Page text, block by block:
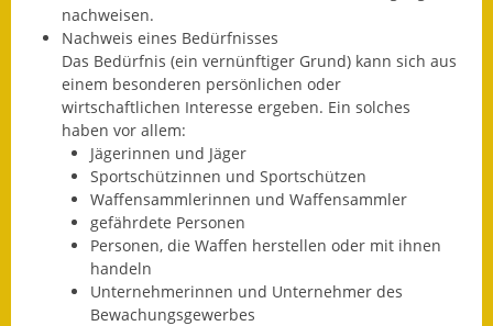
Landessanierungsprogramm
Mietspiegel
Rückstausicherung von
Gebäuden
Hochwassergefahrenkarte
Gemeindehalle und
Bürgerhaus
nachweisen.
Nachweis eines Bedürfnisses
Das Bedürfnis (ein vernünftiger Grund) kann sich aus
einem besonderen persönlichen oder
wirtschaftlichen Interesse ergeben. Ein solches
haben vor allem:
Jägerinnen und Jäger
Sportschützinnen und Sportschützen
Waffensammlerinnen und Waffensammler
gefährdete Personen
Personen, die Waffen herstellen oder mit ihnen
handeln
Unternehmerinnen und Unternehmer des
Bewachungsgewerbes